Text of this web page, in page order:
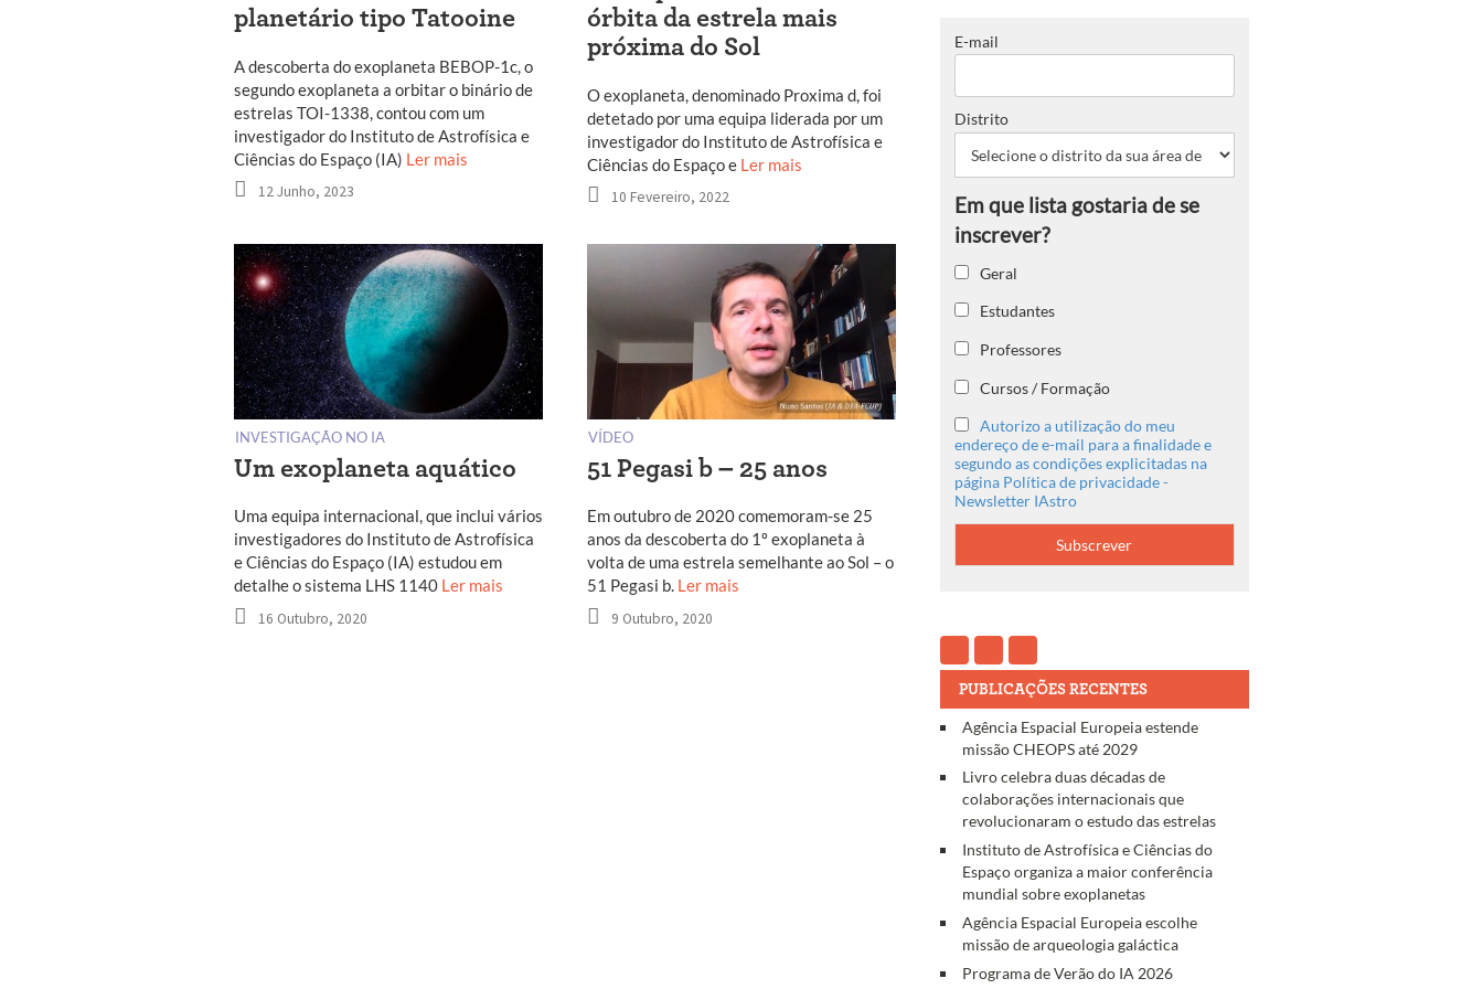
planetário tipo Tatooine
A descoberta do exoplaneta BEBOP-1c, o
segundo exoplaneta a orbitar o binário de
estrelas TOI-1338, contou com um
investigador do Instituto de Astrofísica e
Ciências do Espaço (IA) Ler mais
12 Junho, 2023
órbita da estrela mais
próxima do Sol
O exoplaneta, denominado Proxima d, foi
detetado por uma equipa liderada por um
investigador do Instituto de Astrofísica e
Ciências do Espaço e Ler mais
10 Fevereiro, 2022
INVESTIGAÇÃO NO IA
Um exoplaneta aquático
Uma equipa internacional, que inclui vários
investigadores do Instituto de Astrofísica
e Ciências do Espaço (IA) estudou em
detalhe o sistema LHS 1140 Ler mais
16 Outubro, 2020
VÍDEO
51 Pegasi b – 25 anos
Em outubro de 2020 comemoram-se 25
anos da descoberta do 1º exoplaneta à
volta de uma estrela semelhante ao Sol – o
51 Pegasi b. Ler mais
9 Outubro, 2020
E-mail
Distrito
Geral
Estudantes
Professores
Cursos / Formação
Autorizo a utilização do meu
endereço de e-mail para a finalidade e
segundo as condições explicitadas na
página Política de privacidade -
Newsletter IAstro
PUBLICAÇÕES RECENTES
Agência Espacial Europeia estende
missão CHEOPS até 2029
Livro celebra duas décadas de
colaborações internacionais que
revolucionaram o estudo das estrelas
Instituto de Astrofísica e Ciências do
Espaço organiza a maior conferência
mundial sobre exoplanetas
Agência Espacial Europeia escolhe
missão de arqueologia galáctica
Programa de Verão do IA 2026